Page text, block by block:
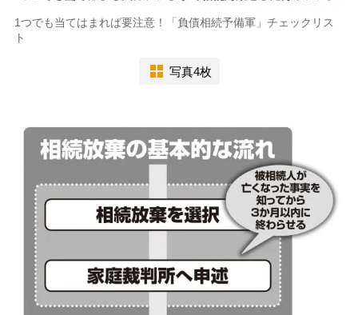
1つでも当てはまれば要注意！「負債相続予備軍」チェックリス
ト
写真4枚